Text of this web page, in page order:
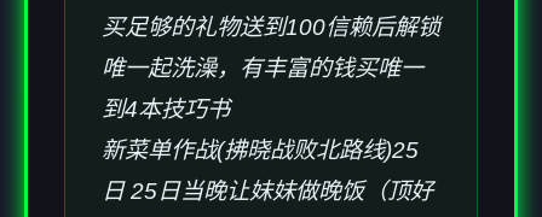
买足够的礼物送到100信赖后解锁
唯一起洗澡，有丰富的钱买唯一
到4本技巧书
新菜单作战(拂晓战败北路线)25
日 25日当晚让妹妹做晚饭（顶好